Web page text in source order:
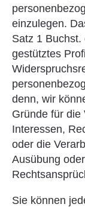
einzulegen.
Satz 1
gestütztes
denn, wir
Gründe für die
Interessen,
oder die
Ausübung
Sie können